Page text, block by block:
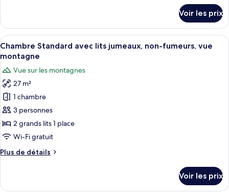
fumeurs,
vue
montagne
le
type
de
chambre
Chambre
Double,
non-
fumeurs,
vue
montagne
Voir les prix
Afficher
toutes
photos
pour
ce
type
de
chambre :
Standard
jumeaux,
Une chambre d’hôtel avec deux
6
Chambre Standard avec lits jumeaux, non-fumeurs, vue
montagne
Vue sur les montagnes
27 m²
1 chambre
3 personnes
2 grands lits 1 place
Wi-Fi gratuit
Plus de détails
Plus
le
Voir les prix